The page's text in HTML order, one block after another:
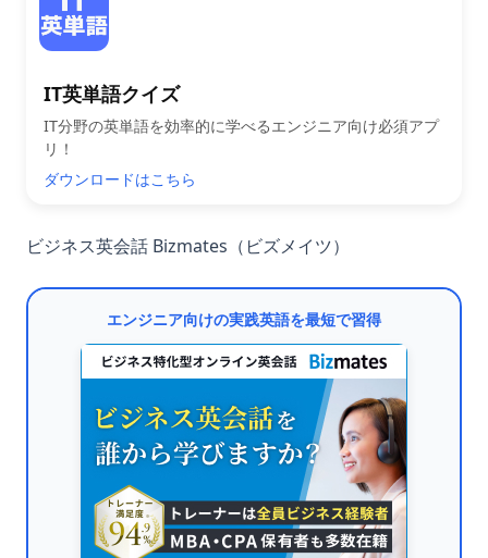
IT英単語クイズ
IT分野の英単語を効率的に学べるエンジニア向け必須アプ
リ！
ダウンロードはこちら
ビジネス英会話 Bizmates（ビズメイツ）
エンジニア向けの実践英語を最短で習得